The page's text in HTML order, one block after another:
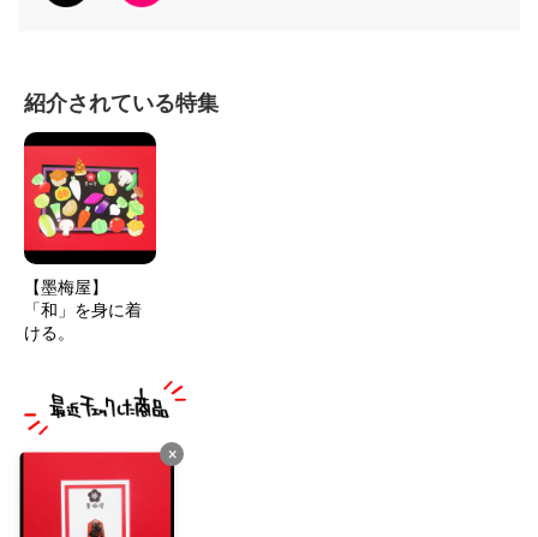
紹介されている特集
【墨梅屋】
「和」を身に着
ける。
×